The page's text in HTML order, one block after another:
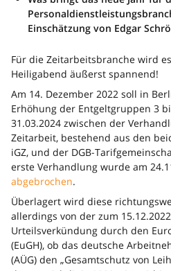
Einschätzung von Edgar
Für die Zeitarbeitsbranche wird
Heiligabend äußerst spannend!
Am 14. Dezember 2022 soll in
Erhöhung der Entgeltgruppen 3
31.03.2024 zwischen der
Zeitarbeit, bestehend aus den
iGZ, und der DGB-
erste Verhandlung wurde am
abgebrochen.
Überlagert wird diese
allerdings von der zum
Urteilsverkündung durch den
(EuGH), ob das deutsche
(AÜG) den „Gesamtschutz von